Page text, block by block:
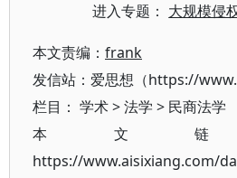
进入专题： 大规模侵
本文责编： frank
发信站：爱思想（https://
栏目： 学术>法学 > 民商法学
本文
https://www.aisixiang.com/